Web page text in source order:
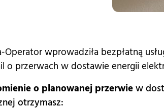
Operator wprowadziła bezpłatną
o przerwach w dostawie energii
o planowanej przerwiew
otrzymasz: